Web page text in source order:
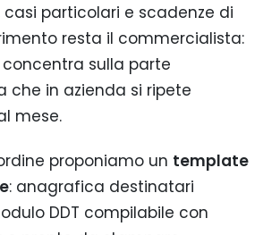
particolari e scadenze di
resta il commercialista:
sulla parte
che in azienda si ripete
mese.
proponiamo un template
: anagrafica destinatari
DDT compilabile con